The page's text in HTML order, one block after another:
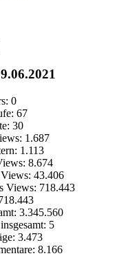
0
67
30
1.687
1.113
8.674
43.406
Views: 718.443
3.345.560
5
3.473
8.166